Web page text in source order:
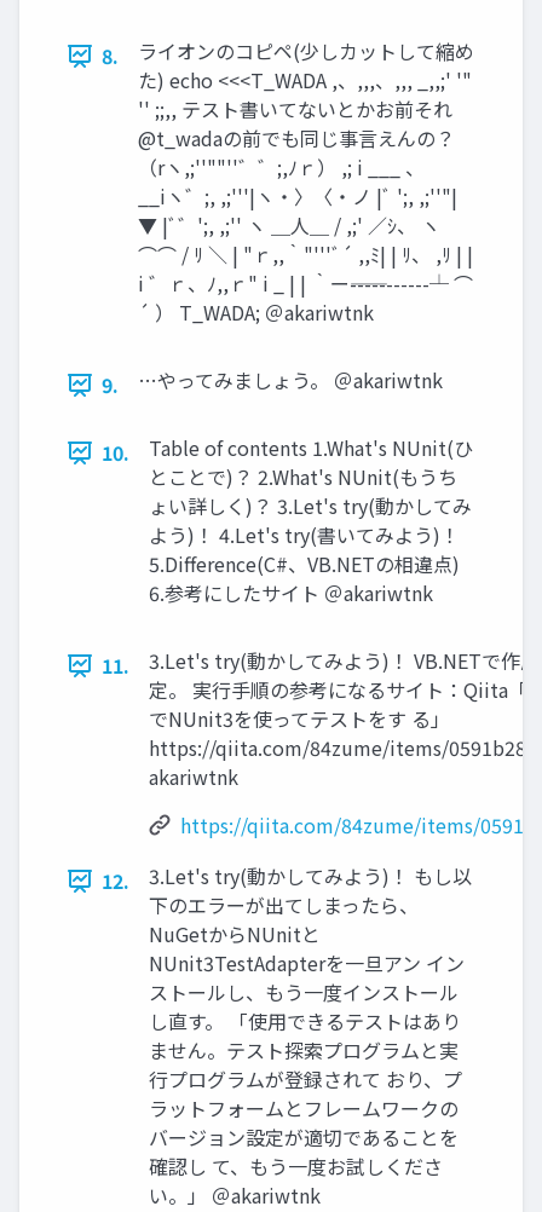
8.
ライオンのコピペ(少しカットして縮め
た) echo <<<T_WADA ,、,,,、,,, _,,;' '"
'' ;;,, テスト書いてないとかお前それ
@t_wadaの前でも同じ事⾔えんの？
（rヽ,;''""''゛゛;,ﾉｒ） ,; i ___ 、
__iヽ゛;, ,;'''|ヽ・〉〈・ノ |ﾞ ';, ,;''"|
▼ |ﾞ゛';, ,;'' ヽ ＿⼈＿ / ,;' ／ｼ、 ヽ
⌒⌒ / ﾘ ＼ | "ｒ,,｀"'''ﾞ´ ,,ﾐ| | ﾘ、 ,ﾘ | |
i ゛ｒ、ﾉ,,ｒ" i _ | | ｀ー――-----------┴ ⌒
´ ） T_WADA; ＠akariwtnk
9. …やってみましょう。 ＠akariwtnk
10.
Table of contents 1.What's NUnit(ひ
とことで)？ 2.What's NUnit(もうち
ょい詳しく)？ 3.Let's try(動かしてみ
よう)！ 4.Let's try(書いてみよう)！
5.Difference(C#、VB.NETの相違点)
6.参考にしたサイト ＠akariwtnk
11.
3.Let's try(動かしてみよう)！ VB.NETで作
定。 実⾏⼿順の参考になるサイト：Qiita「
でNUnit3を使ってテストをす る」
https://qiita.com/84zume/items/
akariwtnk
https://qiita.com/84zume/items/
12.
3.Let's try(動かしてみよう)！ もし以
下のエラーが出てしまったら、
NuGetからNUnitと
NUnit3TestAdapterを⼀旦アン イン
ストールし、もう⼀度インストール
し直す。 「使⽤できるテストはあり
ません。テスト探索プログラムと実
⾏プログラムが登録されて おり、プ
ラットフォームとフレームワークの
バージョン設定が適切であることを
確認し て、もう⼀度お試しくださ
い。」 ＠akariwtnk